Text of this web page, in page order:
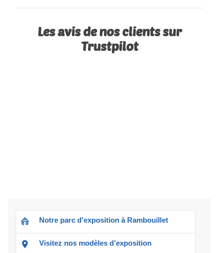
Les avis de nos clients sur
Trustpilot
Notre parc d'exposition à Rambouillet
Visitez nos modèles d’exposition